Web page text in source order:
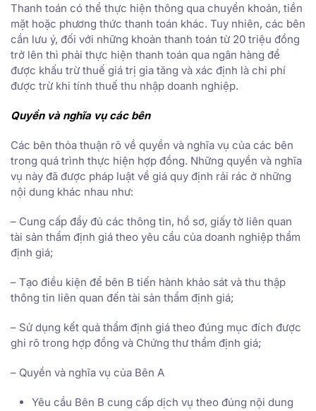
Thanh toán có thể thực hiện thông qua chuyển khoản, tiền
mặt hoặc phương thức thanh toán khác. Tuy nhiên, các bên
cần lưu ý, đối với những khoản thanh toán từ 20 triệu đồng
trở lên thì phải thực hiện thanh toán qua ngân hàng để
được khấu trừ thuế giá trị gia tăng và xác định là chi phí
được trừ khi tính thuế thu nhập doanh nghiệp.
Quyền và nghĩa vụ các bên
Các bên thỏa thuận rõ về quyền và nghĩa vụ của các bên
trong quá trình thực hiện hợp đồng. Những quyền và nghĩa
vụ này đã được pháp luật về giá quy định rải rác ở những
nội dung khác nhau như:
– Cung cấp đầy đủ các thông tin, hồ sơ, giấy tờ liên quan
tài sản thẩm định giá theo yêu cầu của doanh nghiệp thẩm
định giá;
– Tạo điều kiện để bên B tiến hành khảo sát và thu thập
thông tin liên quan đến tài sản thẩm định giá;
– Sử dụng kết quả thẩm định giá theo đúng mục đích được
ghi rõ trong hợp đồng và Chứng thư thẩm định giá;
– Quyền và nghĩa vụ của Bên A
Yêu cầu Bên B cung cấp dịch vụ theo đúng nội dung